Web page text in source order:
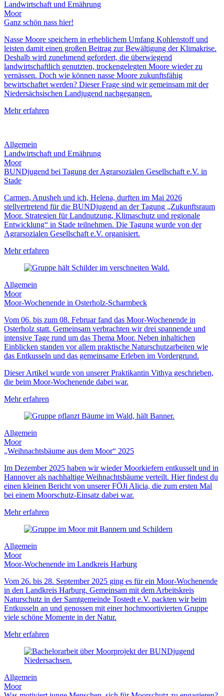
Landwirtschaft und Ernährung
Moor
Ganz schön nass hier!
Nasse Moore speichern in erheblichem Umfang Kohlenstoff und
leisten damit einen großen Beitrag zur Bewältigung der Klimakrise.
Deshalb wird zunehmend gefordert, die überwiegend
landwirtschaftlich genutzten, trockengelegten Moore wieder zu
vernässen. Doch wie können nasse Moore zukunftsfähig
bewirtschaftet werden? Dieser Frage sind wir gemeinsam mit der
Niedersächsischen Landjugend nachgegangen.
Mehr erfahren
Allgemein
Landwirtschaft und Ernährung
Moor
BUNDjugend bei Tagung der Agrarsozialen Gesellschaft e.V. in
Stade
Carmen, Anusheh und ich, Helena, durften im Mai 2026
stellvertretend für die BUNDjugend an der Tagung „Zukunftsraum
Moor. Strategien für Landnutzung, Klimaschutz und regionale
Entwicklung“ in Stade teilnehmen. Die Tagung wurde von der
Agrarsozialen Gesellschaft e.V. organisiert.
Mehr erfahren
Allgemein
Moor
Moor-Wochenende in Osterholz-Scharmbeck
Vom 06. bis zum 08. Februar fand das Moor-Wochenende in
Osterholz statt. Gemeinsam verbrachten wir drei spannende und
intensive Tage rund um das Thema Moor. Neben inhaltichen
Einblicken standen vor allem praktische Naturschutzarbeiten wie
das Entkusseln und das gemeinsame Erleben im Vordergrund.
Dieser Artikel wurde von unserer Praktikantin Vithya geschrieben,
die beim Moor-Wochenende dabei war.
Mehr erfahren
Allgemein
Moor
„Weihnachtsbäume aus dem Moor“ 2025
Im Dezember 2025 haben wir wieder Moorkiefern entkusselt und in
Hannover als nachhaltige Weihnachtsbäume verteilt. Hier findest du
einen kleinen Bericht von unserer FÖJi Alicia, die zum ersten Mal
bei einem Moorschutz-Einsatz dabei war.
Mehr erfahren
Allgemein
Moor
Moor-Wochenende im Landkreis Harburg
Vom 26. bis 28. September 2025 ging es für ein Moor-Wochenende
in den Landkreis Harburg. Gemeinsam mit dem Arbeitskreis
Naturschutz in der Samtgemeinde Tostedt e.V. packten wir beim
Entkusseln an und genossen mit einer hochmoortivierten Gruppe
viele schöne Momente in der Natur.
Mehr erfahren
Allgemein
Moor